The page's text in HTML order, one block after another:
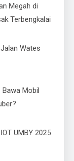
Megah di
Terbengkalai
Wates
Bawa Mobil
UMBY 2025